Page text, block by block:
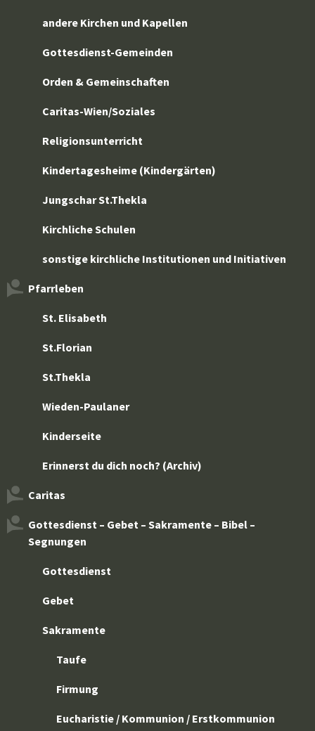
andere Kirchen und Kapellen
Gottesdienst-Gemeinden
Orden & Gemeinschaften
Caritas-Wien/Soziales
Religionsunterricht
Kindertagesheime (Kindergärten)
Jungschar St.Thekla
Kirchliche Schulen
sonstige kirchliche Institutionen und Initiativen
Pfarrleben
St. Elisabeth
St.Florian
St.Thekla
Wieden-Paulaner
Kinderseite
Erinnerst du dich noch? (Archiv)
Caritas
Gottesdienst – Gebet – Sakramente – Bibel –
Segnungen
Gottesdienst
Gebet
Sakramente
Taufe
Firmung
Eucharistie / Kommunion / Erstkommunion